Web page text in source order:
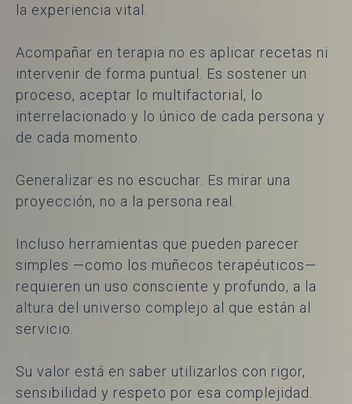
la experiencia vital.
Acompañar en terapia no es aplicar recetas ni
intervenir de forma puntual. Es sostener un
proceso, aceptar lo multifactorial, lo
interrelacionado y lo único de cada persona y
de cada momento.
Generalizar es no escuchar. Es mirar una
proyección, no a la persona real.
Incluso herramientas que pueden parecer
simples —como los muñecos terapéuticos—
requieren un uso consciente y profundo, a la
altura del universo complejo al que están al
servicio.
Su valor está en saber utilizarlos con rigor,
sensibilidad y respeto por esa complejidad.